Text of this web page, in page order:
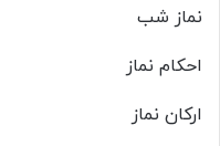
نماز شب
احکام نماز
ارکان نماز